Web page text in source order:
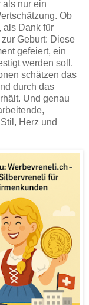
als nur ein
Ob
als Dank für
Geburt: Diese
gefeiert, ein
werden soll.
schätzen das
durch das
Und genau
Herz und